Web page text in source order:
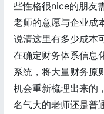
些性格很nice的朋友
老师的意愿与企业成
说清这里有多少成本
在确定财务体系信息
系统，将大量财务
机会重新梳理出来的
名气大的老师还是普